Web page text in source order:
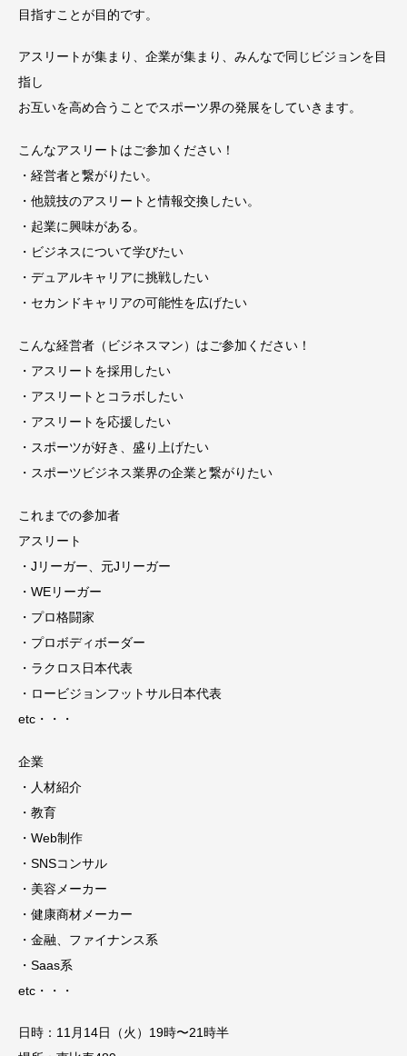
目指すことが目的です。
アスリートが集まり、企業が集まり、みんなで同じビジョンを目
指し
お互いを高め合うことでスポーツ界の発展をしていきます。
こんなアスリートはご参加ください！
・経営者と繋がりたい。
・他競技のアスリートと情報交換したい。
・起業に興味がある。
・ビジネスについて学びたい
・デュアルキャリアに挑戦したい
・セカンドキャリアの可能性を広げたい
こんな経営者（ビジネスマン）はご参加ください！
・アスリートを採用したい
・アスリートとコラボしたい
・アスリートを応援したい
・スポーツが好き、盛り上げたい
・スポーツビジネス業界の企業と繋がりたい
これまでの参加者
アスリート
・Jリーガー、元Jリーガー
・WEリーガー
・プロ格闘家
・プロボディボーダー
・ラクロス日本代表
・ロービジョンフットサル日本代表
etc・・・
企業
・人材紹介
・教育
・Web制作
・SNSコンサル
・美容メーカー
・健康商材メーカー
・金融、ファイナンス系
・Saas系
etc・・・
日時：11月14日（火）19時〜21時半